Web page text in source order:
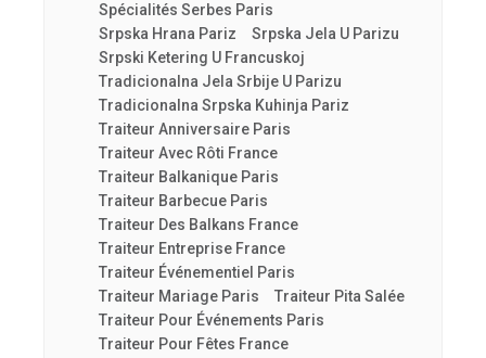
Spécialités Serbes Paris
Srpska Hrana Pariz
Srpska Jela U Parizu
Srpski Ketering U Francuskoj
Tradicionalna Jela Srbije U Parizu
Tradicionalna Srpska Kuhinja Pariz
Traiteur Anniversaire Paris
Traiteur Avec Rôti France
Traiteur Balkanique Paris
Traiteur Barbecue Paris
Traiteur Des Balkans France
Traiteur Entreprise France
Traiteur Événementiel Paris
Traiteur Mariage Paris
Traiteur Pita Salée
Traiteur Pour Événements Paris
Traiteur Pour Fêtes France